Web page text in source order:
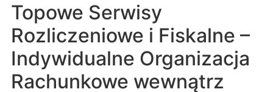
Topowe Serwisy
Rozliczeniowe i Fiskalne –
Indywidualne Organizacja
Rachunkowe wewnątrz